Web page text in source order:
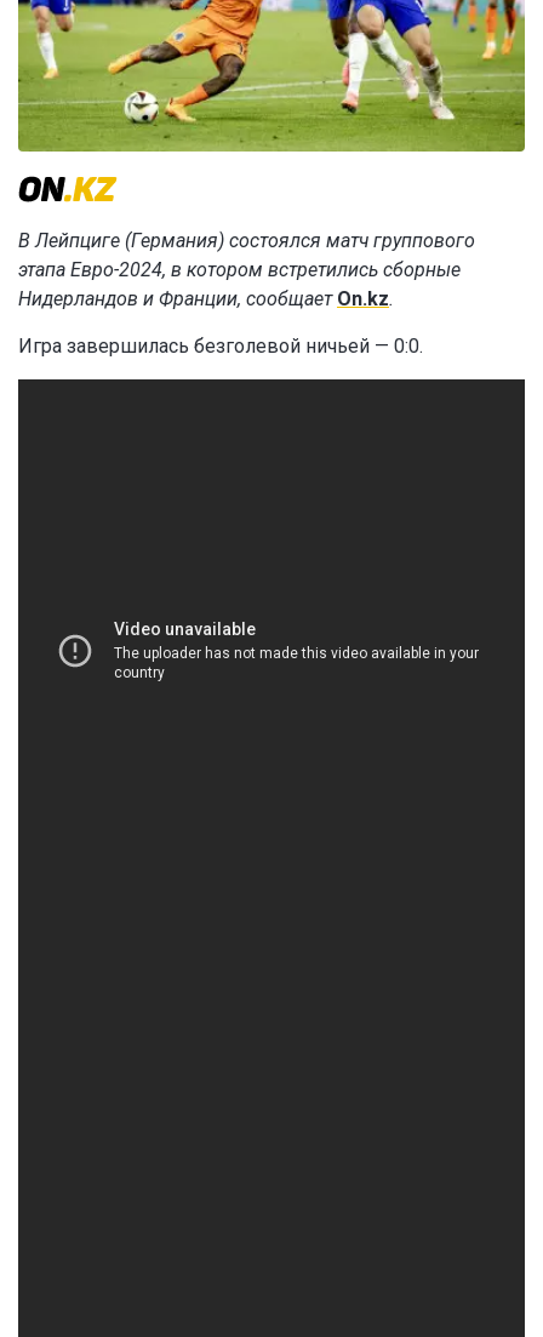
В Лейпциге (Германия) состоялся матч группового
этапа Евро-2024, в котором встретились сборные
Нидерландов и Франции, сообщает On.kz.
Игра завершилась безголевой ничьей — 0:0.